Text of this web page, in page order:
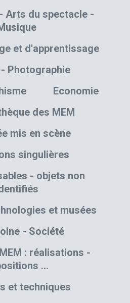
Arts du spectacle -
et d'apprentissage
Photographie
Economie
des MEM
mis en scène
singulières
- objets non
et musées
- Société
: réalisations -
…
et techniques